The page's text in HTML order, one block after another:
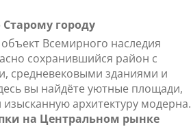
Старому городу
Всемирного наследия
сохранившийся район с
средневековыми зданиями и
вы найдёте уютные площади,
изысканную архитектуру модерна.
на Центральном рынке